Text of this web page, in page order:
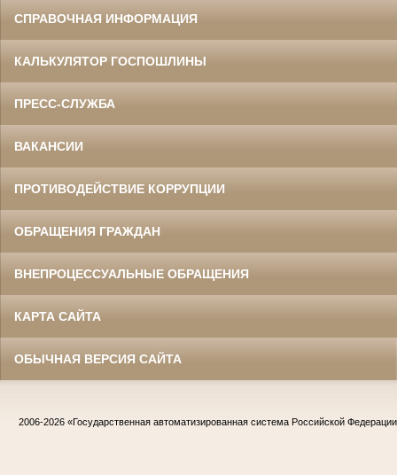
СПРАВОЧНАЯ ИНФОРМАЦИЯ
КАЛЬКУЛЯТОР ГОСПОШЛИНЫ
ПРЕСС-СЛУЖБА
ВАКАНСИИ
ПРОТИВОДЕЙСТВИЕ КОРРУПЦИИ
ОБРАЩЕНИЯ ГРАЖДАН
ВНЕПРОЦЕССУАЛЬНЫЕ ОБРАЩЕНИЯ
КАРТА САЙТА
ОБЫЧНАЯ ВЕРСИЯ САЙТА
2006-2026 «Государственная автоматизированная система Российской